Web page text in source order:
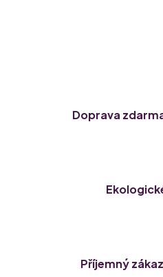
Doprava
Příjemný